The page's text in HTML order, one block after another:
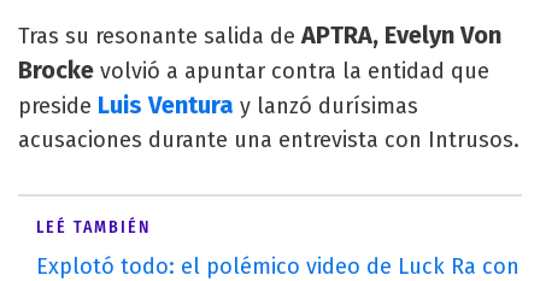
Tras su resonante salida deAPTRA, Evelyn Von
Brocke volvió a apuntar contra la entidad que
preside Luis Ventura y lanzó durísimas
acusaciones durante una entrevista con Intrusos.
LEÉ TAMBIÉN
Explotó todo: el polémico video de Luck Ra con